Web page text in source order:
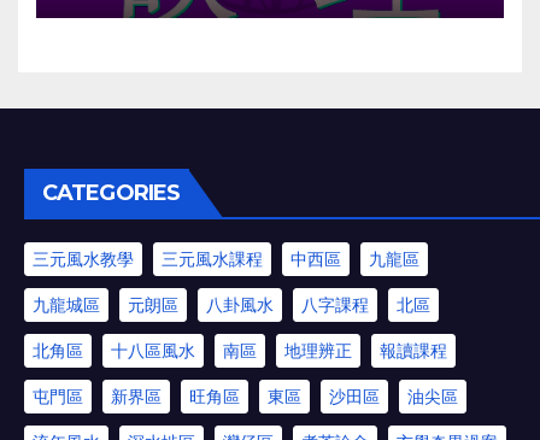
CATEGORIES
三元風水教學 三元風水課程 中西區 九龍區
九龍城區 元朗區 八卦風水 八字課程 北區
北角區 十八區風水 南區 地理辨正 報讀課程
屯門區 新界區 旺角區 東區 沙田區 油尖區